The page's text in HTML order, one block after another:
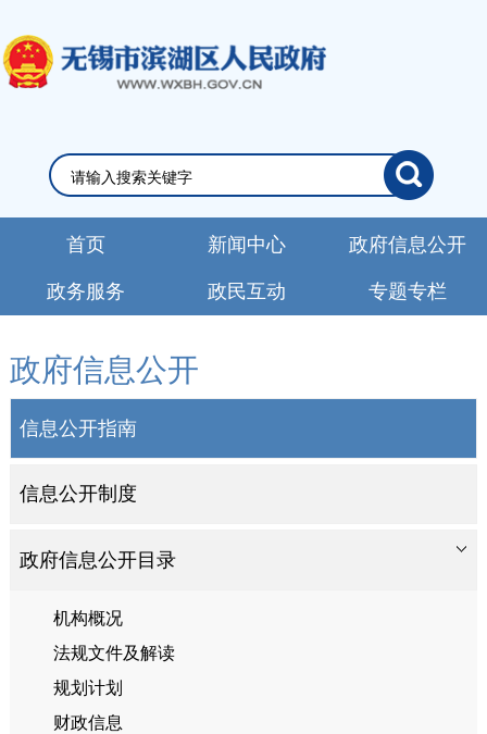
首页 新闻中心 政府信息公开
政务服务 政民互动 专题专栏
政府信息公开
信息公开指南
信息公开制度
政府信息公开目录
机构概况
法规文件及解读
规划计划
财政信息